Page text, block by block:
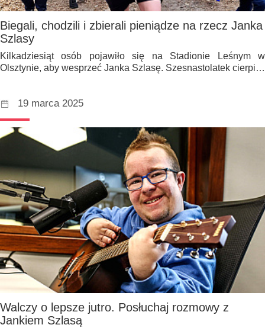
Biegali, chodzili i zbierali pieniądze na rzecz Janka
Szlasy
Kilkadziesiąt osób pojawiło się na Stadionie Leśnym w
Olsztynie, aby wesprzeć Janka Szlasę. Szesnastolatek cierpi…
19 marca 2025
Walczy o lepsze jutro. Posłuchaj rozmowy z
Jankiem Szlasą